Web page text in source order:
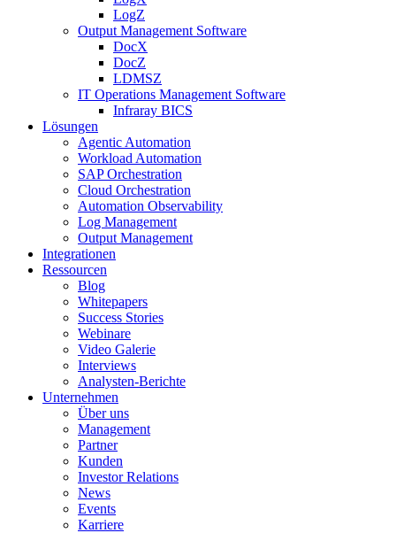
LogZ
Output Management Software
DocX
DocZ
LDMSZ
IT Operations Management Software
Infraray BICS
Lösungen
Agentic Automation
Workload Automation
SAP Orchestration
Cloud Orchestration
Automation Observability
Log Management
Output Management
Integrationen
Ressourcen
Blog
Whitepapers
Success Stories
Webinare
Video Galerie
Interviews
Analysten-Berichte
Unternehmen
Über uns
Management
Partner
Kunden
Investor Relations
News
Events
Karriere